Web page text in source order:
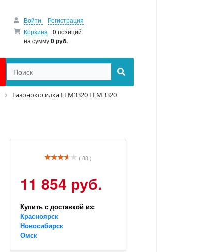
Войти
Регистрация
Корзина
0 позиций
на сумму0 руб.
Газонокосилка ELM3320 ELM3320
( 88 )
11 854 руб.
Купить с доставкой из:
Красноярск
Новосибирск
Омск